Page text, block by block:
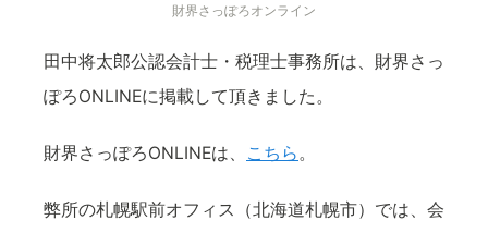
財界さっぽろオンライン
田中将太郎公認会計士・税理士事務所は、財界さっ
ぽろONLINEに掲載して頂きました。
財界さっぽろONLINEは、 こちら。
弊所の札幌駅前オフィス（北海道札幌市）では、会